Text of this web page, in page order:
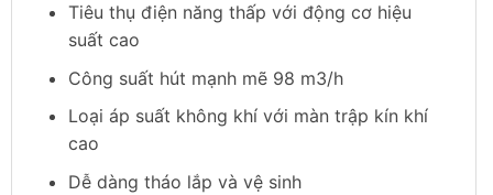
Tiêu thụ điện năng thấp với động cơ hiệu
suất cao
Công suất hút mạnh mẽ 98 m3/h
Loại áp suất không khí với màn trập kín khí
cao
Dễ dàng tháo lắp và vệ sinh